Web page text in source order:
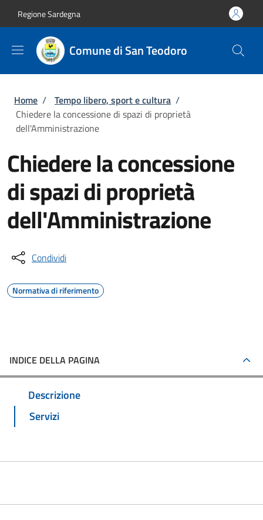
Regione Sardegna
Comune di San Teodoro
Briciole di pane
Home / Tempo libero, sport e cultura /
Chiedere la concessione di spazi di proprietà
dell'Amministrazione
Chiedere la concessione
di spazi di proprietà
dell'Amministrazione
Condividi
Normativa di riferimento
INDICE DELLA PAGINA
Descrizione
Servizi